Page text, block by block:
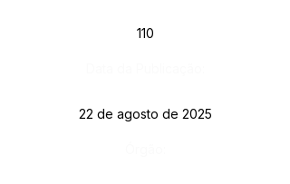
110
22 de agosto de 2025